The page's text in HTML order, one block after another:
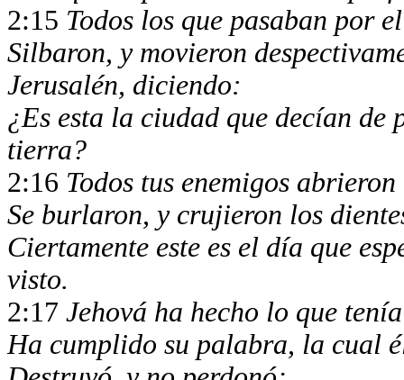
2:15 Todos los que pasaban por
Silbaron, y movieron
Jerusalén, diciendo:
¿Es esta la ciudad que decían de
tierra?
2:16 Todos tus enemigos
Se burlaron, y crujieron los
Ciertamente este es el día que
visto.
2:17 Jehová ha hecho lo que
Ha cumplido su palabra, la cual